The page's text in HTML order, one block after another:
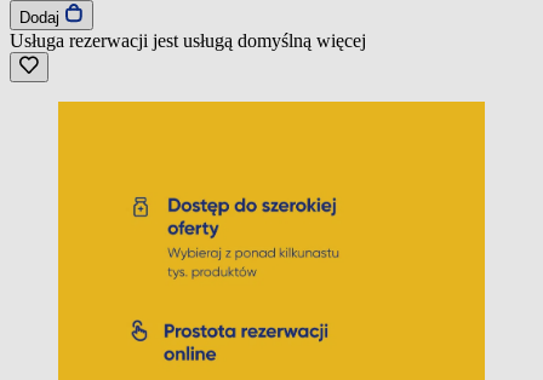
Dodaj
Usługa rezerwacji jest usługą domyślną więcej